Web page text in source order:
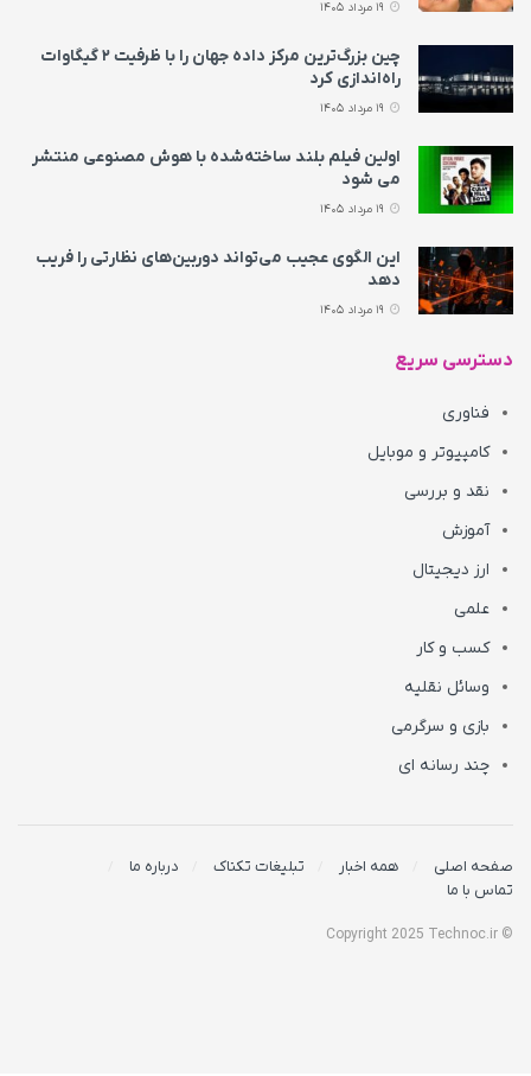
چین بزرگ‌ترین مرکز داده جهان را با ظرفیت ۲ گیگاوات
راه‌اندازی کرد
اولین فیلم بلند ساخته‌شده با هوش مصنوعی منتشر
می‌ شود
این الگوی عجیب می‌تواند دوربین‌های نظارتی را فریب
دهد
دسترسی سریع
فناوری
کامپیوتر و موبایل
نقد و بررسی
آموزش
ارز دیجیتال
علمی
کسب و کار
وسائل نقلیه
بازی و سرگرمی
چند رسانه ای
صفحه اصلی همه اخبار تبلیغات تکناک
درباره ما
تماس با ما
© Copyright 2025 Technoc.ir